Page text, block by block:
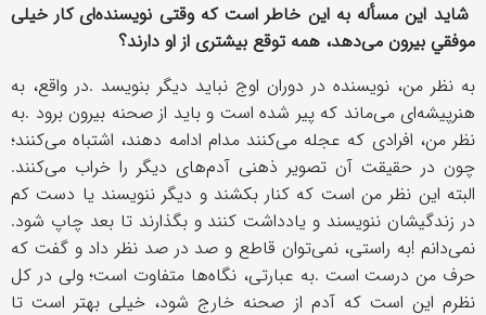
شاید این مسأله به این خاطر است که وقتی نویسندهای کار خیلی
موفقي بیرون میدهد، همه توقع بیشتری از او دارند؟
به نظر من، نویسنده در دوران اوج نباید دیگر بنویسد .در واقع، به
هنرپیشهای میماند که پیر شده است و باید از صحنه بیرون برود .به
نظر من، افرادی که عجله میکنند مدام ادامه دهند، اشتباه میکنند؛
چون در حقیقت آن تصویر ذهنی آدمهای دیگر را خراب میکنند.
البته این نظر من است که کنار بکشند و دیگر ننویسند یا دست کم
در زندگیشان ننویسند و یادداشت کنند و بگذارند تا بعد چاپ شود.
نمیدانم!به راستی، نمیتوان قاطع و صد در صد نظر داد و گفت که
حرف من درست است .به عبارتی، نگاهها متفاوت است؛ ولی در کل
نظرم این است که آدم از صحنه خارج شود، خیلی بهتر است تا